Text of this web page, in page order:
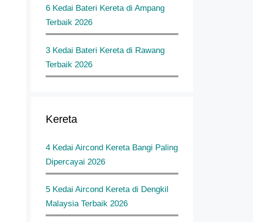
6 Kedai Bateri Kereta di Ampang
Terbaik 2026
3 Kedai Bateri Kereta di Rawang
Terbaik 2026
Kereta
4 Kedai Aircond Kereta Bangi Paling
Dipercayai 2026
5 Kedai Aircond Kereta di Dengkil
Malaysia Terbaik 2026